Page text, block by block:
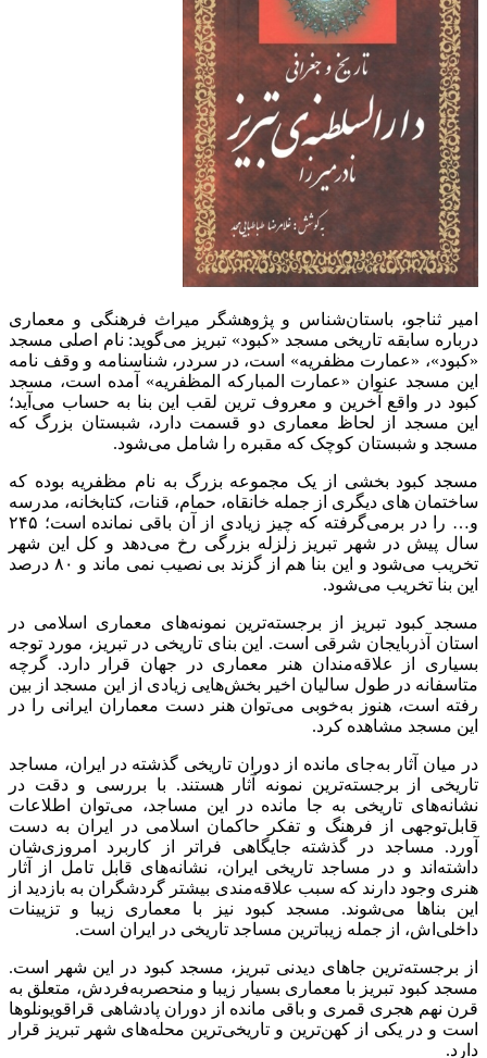
امیر ثناجو، باستان‌شناس و پژوهشگر میراث فرهنگی و معماری
درباره سابقه تاریخی مسجد «کبود» تبریز می‌گوید: نام اصلی مسجد
«کبود»، «عمارت مظفریه» است، در سردر، شناسنامه و وقف نامه
این مسجد عنوان «عمارت المبارکه المظفریه» آمده است، مسجد
کبود در واقع آخرین و معروف ترین لقب این بنا به حساب می‌آید؛
این مسجد از لحاظ معماری دو قسمت دارد، شبستان بزرگ که
مسجد و شبستان کوچک که مقبره را شامل می‌شود.
مسجد کبود بخشی از یک مجموعه بزرگ به نام مظفریه بوده که
ساختمان های دیگری از جمله خانقاه، حمام، قنات، کتابخانه، مدرسه
و… را در برمی‌گرفته که چیز زیادی از آن باقی نمانده است؛ ۲۴۵
سال پیش در شهر تبریز زلزله بزرگی رخ می‌دهد و کل این شهر
تخریب می‌شود و این بنا هم از گزند بی نصیب نمی ماند و ۸۰ درصد
این بنا تخریب می‌شود.
مسجد کبود تبریز از برجسته‌ترین نمونه‌های معماری اسلامی در
استان آذربایجان شرقی است. این بنای تاریخی در تبریز، مورد توجه
بسیاری از علاقه‌مندان هنر معماری در جهان قرار دارد. گرچه
متاسفانه در طول سالیان اخیر بخش‌هایی زیادی از این مسجد از بین
رفته است، هنوز به‌خوبی می‌توان هنر دست معماران ایرانی را در
این مسجد مشاهده کرد.
در میان آثار به‌جای مانده از دوران تاریخی گذشته در ایران، مساجد
تاریخی از برجسته‌ترین نمونه آثار هستند. با بررسی و دقت در
نشانه‌های تاریخی به جا مانده در این مساجد، می‌توان اطلاعات
قابل‌توجهی از فرهنگ و تفکر حاکمان اسلامی در ایران به دست
آورد. مساجد در گذشته جایگاهی فراتر از کاربرد امروزی‌شان
داشته‌اند و در مساجد تاریخی ایران، نشانه‌های قابل تامل از آثار
هنری وجود دارند که سبب علاقه‌مندی بیشتر گردشگران به بازدید از
این بناها می‌شوند. مسجد کبود نیز با معماری زیبا و تزیینات
داخلی‌اش، از جمله زیباترین مساجد تاریخی در ایران است.
از برجسته‌ترین جاهای دیدنی تبریز، مسجد کبود در این شهر است.
مسجد کبود تبریز با معماری بسیار زیبا و منحصربه‌فردش، متعلق به
قرن نهم هجری قمری و باقی مانده از دوران پادشاهی قراقویونلوها
است و در یکی از کهن‌ترین و تاریخی‌ترین محله‌های شهر تبریز قرار
دارد.